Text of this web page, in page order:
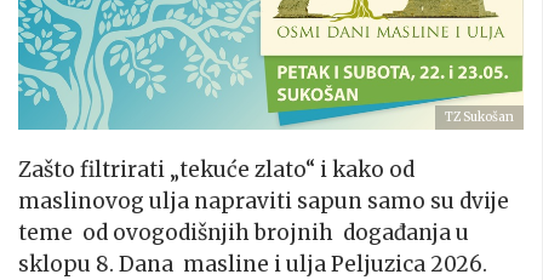
TZ Sukošan
Zašto filtrirati „tekuće zlato“ i kako od
maslinovog ulja napraviti sapun samo su dvije
teme od ovogodišnjih brojnih događanja u
sklopu 8. Dana masline i ulja Peljuzica 2026.